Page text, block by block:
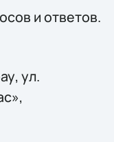
и ответов.
ул.